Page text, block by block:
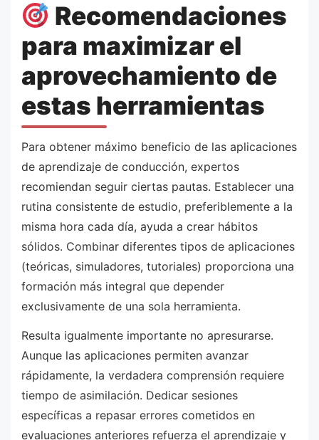
Recomendaciones
para maximizar el
aprovechamiento de
estas herramientas
Para obtener máximo beneficio de las aplicaciones
de aprendizaje de conducción, expertos
recomiendan seguir ciertas pautas. Establecer una
rutina consistente de estudio, preferiblemente a la
misma hora cada día, ayuda a crear hábitos
sólidos. Combinar diferentes tipos de aplicaciones
(teóricas, simuladores, tutoriales) proporciona una
formación más integral que depender
exclusivamente de una sola herramienta.
Resulta igualmente importante no apresurarse.
Aunque las aplicaciones permiten avanzar
rápidamente, la verdadera comprensión requiere
tiempo de asimilación. Dedicar sesiones
específicas a repasar errores cometidos en
evaluaciones anteriores refuerza el aprendizaje y